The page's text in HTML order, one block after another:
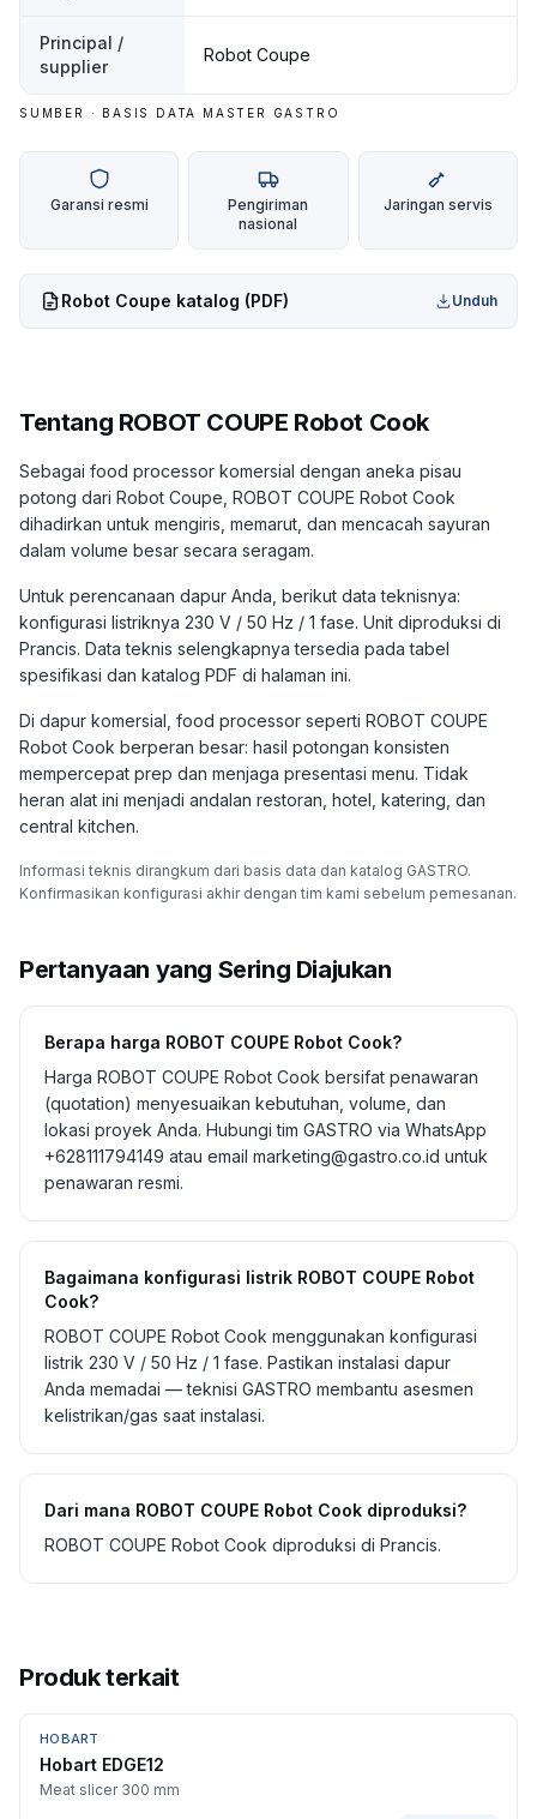
Principal /
supplier
Robot Coupe
SUMBER · BASIS DATA MASTER GASTRO
Garansi resmi
Pengiriman
nasional
Jaringan servis
Robot Coupe katalog (PDF) Unduh
Tentang ROBOT COUPE Robot Cook
Sebagai food processor komersial dengan aneka pisau
potong dari Robot Coupe, ROBOT COUPE Robot Cook
dihadirkan untuk mengiris, memarut, dan mencacah sayuran
dalam volume besar secara seragam.
Untuk perencanaan dapur Anda, berikut data teknisnya:
konfigurasi listriknya 230 V / 50 Hz / 1 fase. Unit diproduksi di
Prancis. Data teknis selengkapnya tersedia pada tabel
spesifikasi dan katalog PDF di halaman ini.
Di dapur komersial, food processor seperti ROBOT COUPE
Robot Cook berperan besar: hasil potongan konsisten
mempercepat prep dan menjaga presentasi menu. Tidak
heran alat ini menjadi andalan restoran, hotel, katering, dan
central kitchen.
Informasi teknis dirangkum dari basis data dan katalog GASTRO.
Konfirmasikan konfigurasi akhir dengan tim kami sebelum pemesanan.
Pertanyaan yang Sering Diajukan
Berapa harga ROBOT COUPE Robot Cook?
Harga ROBOT COUPE Robot Cook bersifat penawaran
(quotation) menyesuaikan kebutuhan, volume, dan
lokasi proyek Anda. Hubungi tim GASTRO via WhatsApp
+628111794149 atau email marketing@gastro.co.id untuk
penawaran resmi.
Bagaimana konfigurasi listrik ROBOT COUPE Robot
Cook?
ROBOT COUPE Robot Cook menggunakan konfigurasi
listrik 230 V / 50 Hz / 1 fase. Pastikan instalasi dapur
Anda memadai — teknisi GASTRO membantu asesmen
kelistrikan/gas saat instalasi.
Dari mana ROBOT COUPE Robot Cook diproduksi?
ROBOT COUPE Robot Cook diproduksi di Prancis.
Produk terkait
HOBART
Hobart EDGE12
Meat slicer 300 mm